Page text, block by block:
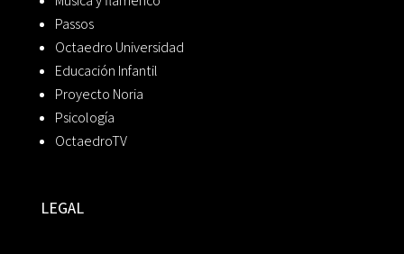
Passos
Octaedro Universidad
Educación Infantil
Proyecto Noria
Psicología
OctaedroTV
LEGAL